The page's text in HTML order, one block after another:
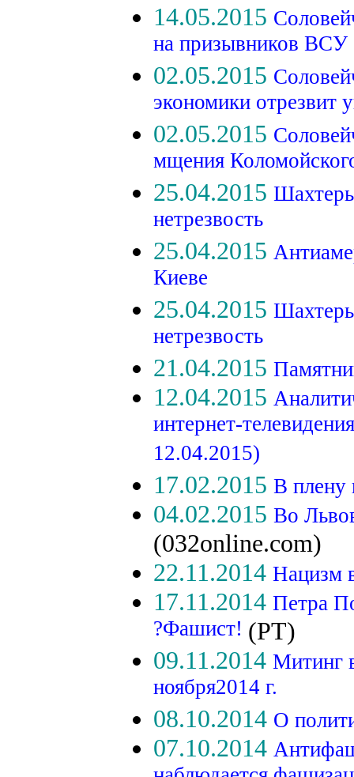
14.05.2015
на призывников ВСУ
02.05.2015
экономики отрезвит
02.05.2015
мщения
25.04.2015
нетрезвость
25.04.2015
Киеве
25.04.2015
нетрезвость
21.04.2015
12.04.2015
интернет-
12.04.2015)
17.02.2015 В плену
04.02.2015 Во
(032online.com)
22.11.2014 Нацизм
17.11.2014 Петра
?Фашист! (РТ)
09.11.2014 Митинг
ноября2014 г.
08.10.2014 О
07.10.2014